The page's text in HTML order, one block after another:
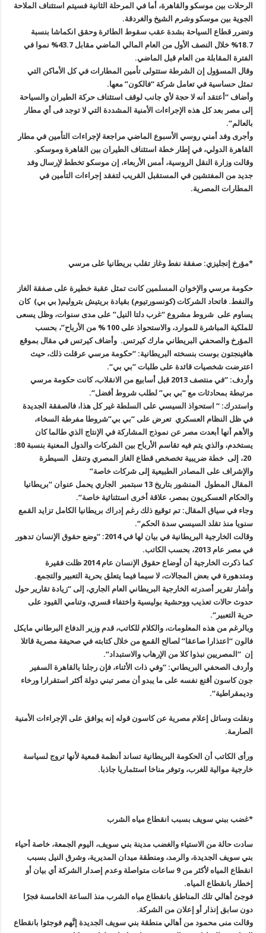
الرحلات بين موسكو والقاهرة، أما في المرحلة الثانية فسيتم استئناف الملاحة
الجوية بين موسكو وشرم الشيخ والغردقة.
وتضرر قطاع السياحة بشدة عقب سقوط الطائرة وحقق انكماشا بنسبة
18.7
%
خلال النصف الأول من العام المالي الماضي مقابل 43.7% نموا في
الفترة المقابلة من العام قبل الماضي.
وقال المسؤول إن الشرطة ستتولى تأمين المطارات في كل الأماكن التي
تمثل حساسية في تعامل شركة “فالكون” معها.
وأضاف “أعتقد أنه لا حجة لأي جانب لوقف استئناف حركة الطيران والسياحة
إلى مصر بعد كل هذه الإجراءات الأمنية المشددة التي لا توجد فى أي مطار
بالعالم“.
وأجرى وفد أمني روسي الأسبوع الماضي مراجعة لإجراءات التأمين في مطار
القاهرة الدولي، في إطار خطة استئناف الطيران بين القاهرة وموسكو.
وقالت وزارة النقل الروسية، أمس الأربعاء، إن موسكو تخطط لإرسال وفد
جديد من المفتشين في المستقبل القريب لتفقد إجراءات التأمين في
المطارات المصرية.
*مؤرخ إنجليزي: صفقة نفط وغاز تقلب بريطانيا على مرسي
حكومة مرسي والإخوان المسلمين كانت تمثل عقبة خطيرة على صفقة الغاز
والنفط. فاتحاد الشركات (كونسورتيوم) بقيادة بريتيش بتروليم( بي بي) كان
يساوم على شروط مشروع “غرب دلتا النيل” على مدى سنوات، وظل يسعى
للملكية المباشرة للموارد، والاستحواذ على 100 % من الأرباح”، بحسب
المؤرخ والصحفي البريطاني مارك كيرتس.وأضاف كيرتس في مقال بموقع
هافينجتون بوست بنسخته البريطانية: “حكومة مرسي عرقلت ذلك، حيث
اعترضت شخصيات قائدة على طلبات “بي بي“.
وأردف: “في منتصف 2013 قبل أسابيع من الانقلاب، كانت حكومة مرسي
مرتبطة بمحادثات مع “بي بي” لطلب شروط أفضل“.
واستدرك: “ استحواذ السيسي على السلطة غير كل هذا، فالصفقة الجديدة
في ظل النظام العسكري تعرض على “بي بي”شروطا مفرطة السخاء،
والأهم أنها أبعدت مصر عن نموذج المشاركة في الإنتاج الذي طالما كان
يستخدم، والذي يتم فيه تقاسم الأرباح بين الشركات والدول المعنية بنسبة 80:
20، إلى خطة ضريبية تخصخص قطاع الغاز المصري وتنقل السيطرة
والإشراف على المصادر الطبيعية إلى شركات خاصة”
المقال المطول المنشور بتاريخ 13 سبتمبر الجاري يحمل عنوان “بريطانيا
والحكام العسكريون بمصر، علاقة أخرى استثنائية خاصة“.
وجاء في سياق المقال: تم توقيع ذلك رغم إدراك بريطانيا الكامل تزايد القمع
سنويا منذ تقلد السيسي سدة الحكم“.
وقالت الخارجية البريطانية في بيان لها في 2014: “وضع حقوق الإنسان تدهور
في مصر عام 2013، بحسب الكاتب
.
كما ذكرت الخارجية أن أوضاع حقوق الإنسان عام 2014 ظلت فقيرة
ومتدهورة في بعض المجالات، لا سيما فيما يتعلق بحرية التعبير والتجمع.
وأشار تقرير أصدرته الخارجية البريطاني العام الجاري، إلى “زيادة تقارير حول
حدوث حالات تعذيب ووحشية بوليسية واختفاء قسري، وتنامي القيود على
حرية التعبير“.
وبالرغم من هذه المعلومات، والكلام للكاتب، قدم وزير الدفاع البرطاني مايكل
فالون “اعتذارا صاعقا” لصالح القمع من خلال كتابته في صحيفة مصرية قائلا
إن “المصريين نبذوا كلا من الإرهاب والاستبداد“.
وأردف الصحفي البريطاني: “وفي ذات الأثناء، فإن رجلنا بالقاهرة السفير
جون كاسون أقنع نفسه على ما يبدو أن مصر تبني دولة أكثر استقرارا ورخاء
وديمقراطية“.
ونقلت وسائل إعلام مصرية عن كاسون قوله إنه يوافق على الإجراءات الأمنية
الصارمة.
ورأى الكاتب أن الحكومة البريطانية تساند أنظمة قمعية لأنها تروج لسياسة
خارجية موالية للغرب، وتوفر مناخا استثماريا جاذبا.
*غضب ببني سويف بسبب انقطاع مياه الشرب
سادت حالة من الاستياء والغضب مدينة بني سويف، اليوم الجمعة، خاصة أحياء
بني سويف الجديدة، والرمد، ومنطقة ميدان المديرية، وشرق النيل بسبب
انقطاع المياه لأكثر من 9 ساعات متواصلة وعدم إصدار الشركة أي بيان أو
إخطار بانقطاع المياه.
فوجئ أهالي تلك المناطق بانقطاع مياه الشرب منذ الساعة الخامسة فجرًا
دون سابق إنذار أو إعلان من الشركة.
وقالت منى محمود من أهالي منطقة بني سويف الجديدة إنَّهم فوجئوا بانقطاع